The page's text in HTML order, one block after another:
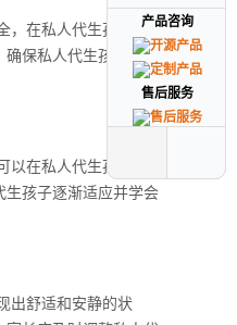
，在私人代生孩子趴
确保私人代生孩子呼吸
在私人代生孩子睡
生孩子逐渐适应并学会
出舒适和安静的状
产品咨询
售后服务
产品咨询
售后服务